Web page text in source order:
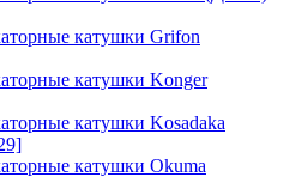
катушки Grifon
катушки Konger
катушки Kosadaka
катушки Okuma